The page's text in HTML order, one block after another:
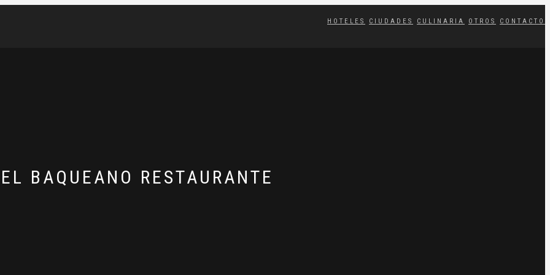
HOTELES CIUDADES CULINARIA OTROS CONTACTO
EL BAQUEANO RESTAURANTE